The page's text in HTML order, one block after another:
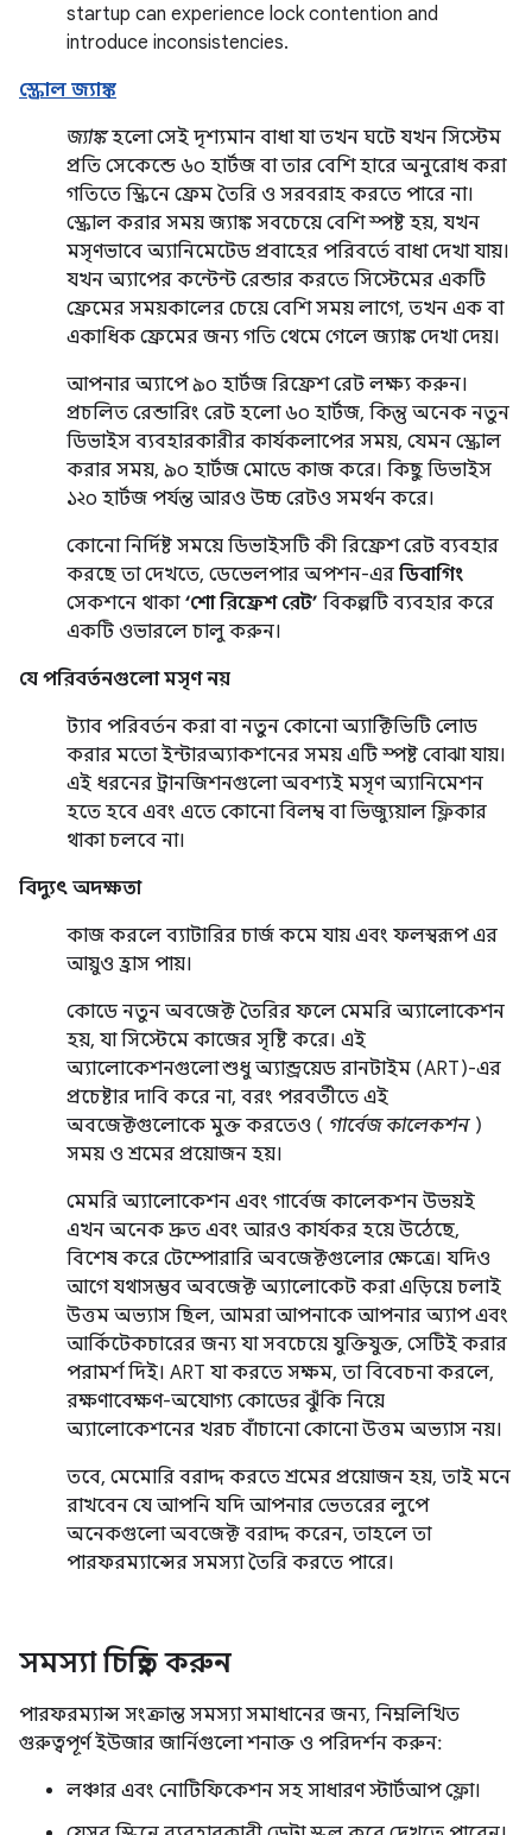
startup can experience lock contention and
introduce inconsistencies.
স্ক্রোল জ্যাঙ্ক
জ্যাঙ্কহলো সেই দৃশ্যমান বাধা যা তখন ঘটে যখন সিস্টেম
প্রতি সেকেন্ডে ৬০ হার্টজ বা তার বেশি হারে অনুরোধ করা
গতিতে স্ক্রিনে ফ্রেম তৈরি ও সরবরাহ করতে পারে না।
স্ক্রোল করার সময় জ্যাঙ্ক সবচেয়ে বেশি স্পষ্ট হয়, যখন
মসৃণভাবে অ্যানিমেটেড প্রবাহের পরিবর্তে বাধা দেখা যায়।
যখন অ্যাপের কন্টেন্ট রেন্ডার করতে সিস্টেমের একটি
ফ্রেমের সময়কালের চেয়ে বেশি সময় লাগে, তখন এক বা
একাধিক ফ্রেমের জন্য গতি থেমে গেলে জ্যাঙ্ক দেখা দেয়।
আপনার অ্যাপে ৯০ হার্টজ রিফ্রেশ রেট লক্ষ্য করুন।
প্রচলিত রেন্ডারিং রেট হলো ৬০ হার্টজ, কিন্তু অনেক নতুন
ডিভাইস ব্যবহারকারীর কার্যকলাপের সময়, যেমন স্ক্রোল
করার সময়, ৯০ হার্টজ মোডে কাজ করে। কিছু ডিভাইস
১২০ হার্টজ পর্যন্ত আরও উচ্চ রেটও সমর্থন করে।
কোনো নির্দিষ্ট সময়ে ডিভাইসটি কী রিফ্রেশ রেট ব্যবহার
করছে তা দেখতে, ডেভেলপার অপশন-এর ডিবাগিং
সেকশনে থাকা ‘শো রিফ্রেশ রেট’ বিকল্পটি ব্যবহার করে
একটি ওভারলে চালু করুন।
যে পরিবর্তনগুলো মসৃণ নয়
ট্যাব পরিবর্তন করা বা নতুন কোনো অ্যাক্টিভিটি লোড
করার মতো ইন্টারঅ্যাকশনের সময় এটি স্পষ্ট বোঝা যায়।
এই ধরনের ট্রানজিশনগুলো অবশ্যই মসৃণ অ্যানিমেশন
হতে হবে এবং এতে কোনো বিলম্ব বা ভিজ্যুয়াল ফ্লিকার
থাকা চলবে না।
বিদ্যুৎ অদক্ষতা
কাজ করলে ব্যাটারির চার্জ কমে যায় এবং ফলস্বরূপ এর
আয়ুও হ্রাস পায়।
কোডে নতুন অবজেক্ট তৈরির ফলে মেমরি অ্যালোকেশন
হয়, যা সিস্টেমে কাজের সৃষ্টি করে। এই
অ্যালোকেশনগুলো শুধু অ্যান্ড্রয়েড রানটাইম (ART)-এর
প্রচেষ্টার দাবি করে না, বরং পরবর্তীতে এই
অবজেক্টগুলোকে মুক্ত করতেও ( গার্বেজ কালেকশন)
সময় ও শ্রমের প্রয়োজন হয়।
মেমরি অ্যালোকেশন এবং গার্বেজ কালেকশন উভয়ই
এখন অনেক দ্রুত এবং আরও কার্যকর হয়ে উঠেছে,
বিশেষ করে টেম্পোরারি অবজেক্টগুলোর ক্ষেত্রে। যদিও
আগে যথাসম্ভব অবজেক্ট অ্যালোকেট করা এড়িয়ে চলাই
উত্তম অভ্যাস ছিল, আমরা আপনাকে আপনার অ্যাপ এবং
আর্কিটেকচারের জন্য যা সবচেয়ে যুক্তিযুক্ত, সেটিই করার
পরামর্শ দিই। ART যা করতে সক্ষম, তা বিবেচনা করলে,
রক্ষণাবেক্ষণ-অযোগ্য কোডের ঝুঁকি নিয়ে
অ্যালোকেশনের খরচ বাঁচানো কোনো উত্তম অভ্যাস নয়।
তবে, মেমোরি বরাদ্দ করতে শ্রমের প্রয়োজন হয়, তাই মনে
রাখবেন যে আপনি যদি আপনার ভেতরের লুপে
অনেকগুলো অবজেক্ট বরাদ্দ করেন, তাহলে তা
পারফরম্যান্সের সমস্যা তৈরি করতে পারে।
সমস্যা চিহ্নিত করুন
পারফরম্যান্স সংক্রান্ত সমস্যা সমাধানের জন্য, নিম্নলিখিত
গুরুত্বপূর্ণ ইউজার জার্নিগুলো শনাক্ত ও পরিদর্শন করুন:
লঞ্চার এবং নোটিফিকেশন সহ সাধারণ স্টার্টআপ ফ্লো।